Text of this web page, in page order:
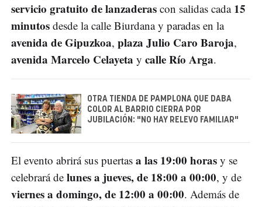
servicio gratuito de lanzaderas con salidas cada 15
minutos desde la calle Biurdana y paradas en la
avenida de Gipuzkoa, plaza Julio Caro Baroja,
avenida Marcelo Celayeta y calle Río Arga.
OTRA TIENDA DE PAMPLONA QUE DABA
COLOR AL BARRIO CIERRA POR
JUBILACIÓN: "NO HAY RELEVO FAMILIAR"
El evento abrirá sus puertas a las 19:00 horas y se
celebrará de lunes a jueves, de 18:00 a 00:00, y de
viernes a domingo, de 12:00 a 00:00. Además de